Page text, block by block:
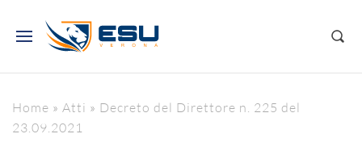
Home » Atti » Decreto del Direttore n. 225 del
23.09.2021